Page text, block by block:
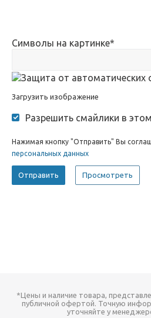
Символы на картинке*
Загрузить изображение
Разрешить смайлики в
Нажимая кнопку "Отправить" Вы
персональных данных
*Цены и наличие товара,
публичной офертой. Точную
уточняйте у